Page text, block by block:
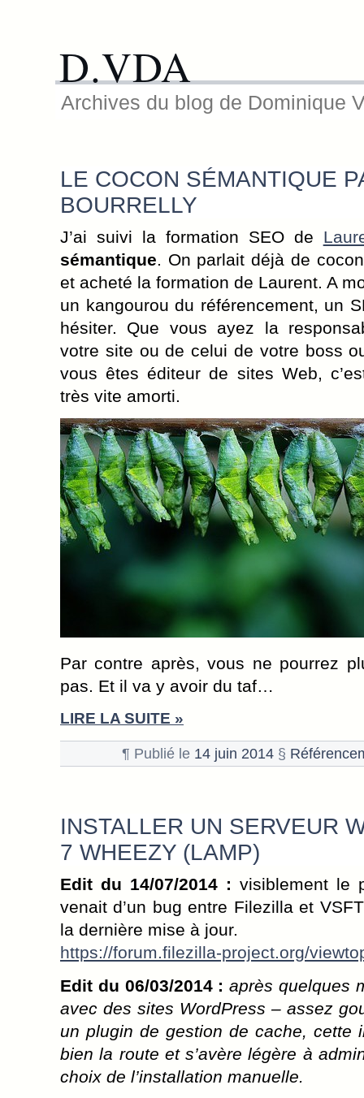
D.VDA
Archives du blog de Dominique
LE COCON SÉMANTIQUE
BOURRELLY
J’ai suivi la formation SEO de
sémantique. On parlait déjà de
et acheté la formation de Laurent. A
un kangourou du référencement, un
hésiter. Que vous ayez la
votre site ou de celui de votre boss
vous êtes éditeur de sites Web,
très vite amorti.
Par contre après, vous ne pourrez
pas. Et il va y avoir du taf…
LIRE LA SUITE »
¶ Publié le 14 juin 2014 §
INSTALLER UN SERVEUR
7 WHEEZY (LAMP)
Edit du 14/07/2014 : visiblement le
venait d’un bug entre Filezilla et
la dernière mise à jour.
https://forum.filezilla-project.org/
Edit du 06/03/2014 : après quelques
avec des sites WordPress – assez
un plugin de gestion de cache, cette
bien la route et s’avère légère à
choix de l’installation manuelle.